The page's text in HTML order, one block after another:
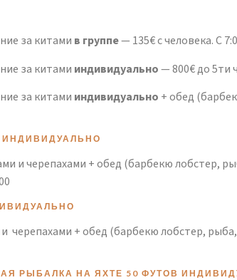
за китами в группе— 135€ с человека. С
за китами индивидуально— 800€ до 5ти
за китами индивидуально + обед
и черепахами + обед (барбекю лобстер,
черепахами + обед (барбекю лобстер,
РЫБАЛКА НА ЯХТЕ 50 ФУТОВ